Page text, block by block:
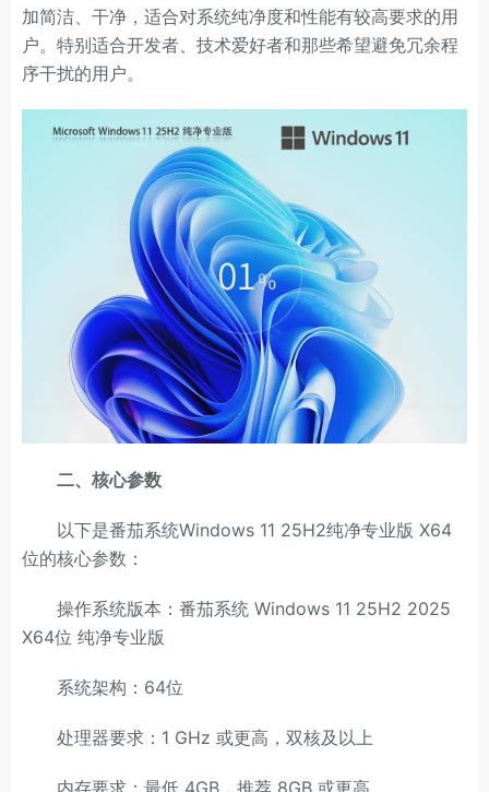
加简洁、干净，适合对系统纯净度和性能有较高要求的用
户。特别适合开发者、技术爱好者和那些希望避免冗余程
序干扰的用户。
二、核心参数
以下是番茄系统Windows 11 25H2纯净专业版 X64
位的核心参数：
操作系统版本：番茄系统 Windows 11 25H2 2025
X64位 纯净专业版
系统架构：64位
处理器要求：1 GHz 或更高，双核及以上
内存要求：最低 4GB，推荐 8GB 或更高